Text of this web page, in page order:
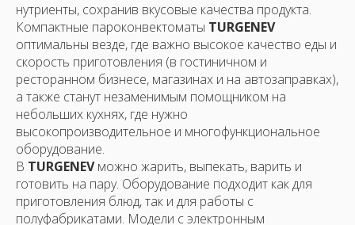
нутриенты, сохранив вкусовые качества продукта.
Компактные пароконвектоматы TURGENEV
оптимальны везде, где важно высокое качество еды и
скорость приготовления (в гостиничном и
ресторанном бизнесе, магазинах и на автозаправках),
а также станут незаменимым помощником на
небольших кухнях, где нужно
высокопроизводительное и многофункциональное
оборудование.
В TURGENEVможно жарить, выпекать, варить и
готовить на пару. Оборудование подходит как для
приготовления блюд, так и для работы с
полуфабрикатами. Модели с электронным